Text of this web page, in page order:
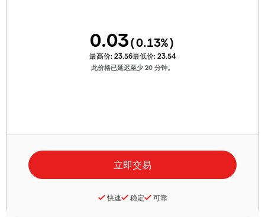
0.03(0.13%)
最高价: 23.56最低价: 23.54
此价格已延迟至少 20 分钟。
快速 稳定 可靠